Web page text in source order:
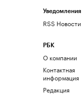
Уведомления
RSS Новости
РБК
О компании
Контактная
информация
Редакция